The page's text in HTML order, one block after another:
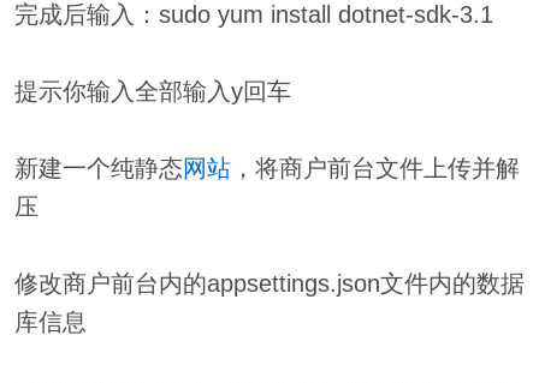
完成后输入：sudo yum install dotnet-sdk-3.1
提示你输入全部输入y回车
新建一个纯静态网站，将商户前台文件上传并解
压
修改商户前台内的appsettings.json文件内的数据
库信息